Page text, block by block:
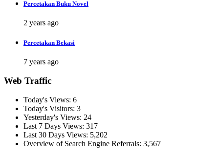
Percetakan Buku Novel
2 years ago
Percetakan Bekasi
7 years ago
Web Traffic
Today's Views: 6
Today's Visitors: 3
Yesterday's Views: 24
Last 7 Days Views: 317
Last 30 Days Views: 5,202
Overview of Search Engine Referrals: 3,567